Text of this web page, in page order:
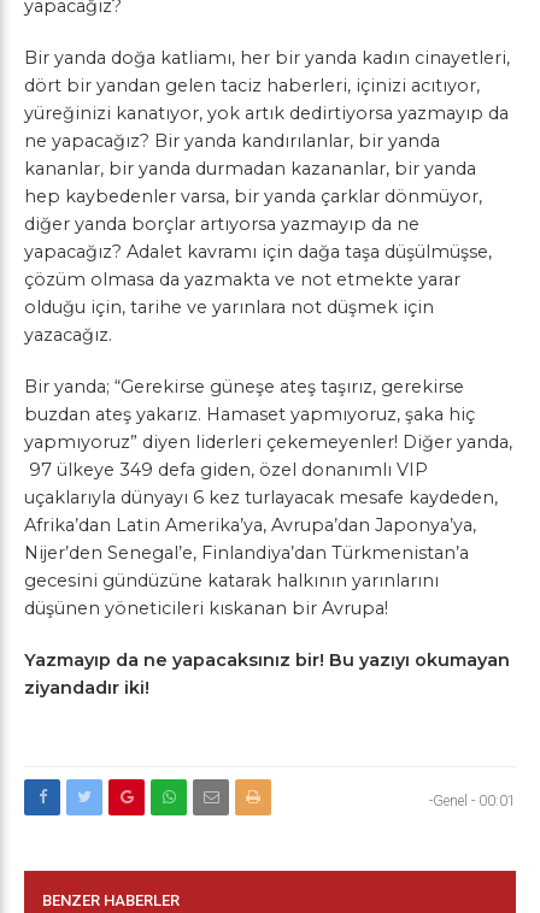
yapacağız?
Bir yanda doğa katliamı, her bir yanda kadın cinayetleri,
dört bir yandan gelen taciz haberleri, içinizi acıtıyor,
yüreğinizi kanatıyor, yok artık dedirtiyorsa yazmayıp da
ne yapacağız? Bir yanda kandırılanlar, bir yanda
kananlar, bir yanda durmadan kazananlar, bir yanda
hep kaybedenler varsa, bir yanda çarklar dönmüyor,
diğer yanda borçlar artıyorsa yazmayıp da ne
yapacağız? Adalet kavramı için dağa taşa düşülmüşse,
çözüm olmasa da yazmakta ve not etmekte yarar
olduğu için, tarihe ve yarınlara not düşmek için
yazacağız.
Bir yanda; “Gerekirse güneşe ateş taşırız, gerekirse
buzdan ateş yakarız. Hamaset yapmıyoruz, şaka hiç
yapmıyoruz” diyen liderleri çekemeyenler! Diğer yanda,
97 ülkeye 349 defa giden, özel donanımlı VIP
uçaklarıyla dünyayı 6 kez turlayacak mesafe kaydeden,
Afrika’dan Latin Amerika’ya, Avrupa’dan Japonya’ya,
Nijer’den Senegal’e, Finlandiya’dan Türkmenistan’a
gecesini gündüzüne katarak halkının yarınlarını
düşünen yöneticileri kıskanan bir Avrupa!
Yazmayıp da ne yapacaksınız bir! Bu yazıyı okumayan
ziyandadır iki!
-Genel - 00:01
BENZER HABERLER